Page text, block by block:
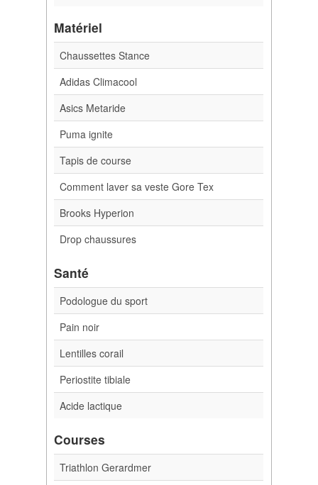
Matériel
Chaussettes Stance
Adidas Climacool
Asics Metaride
Puma ignite
Tapis de course
Comment laver sa veste Gore Tex
Brooks Hyperion
Drop chaussures
Santé
Podologue du sport
Pain noir
Lentilles corail
Periostite tibiale
Acide lactique
Courses
Triathlon Gerardmer